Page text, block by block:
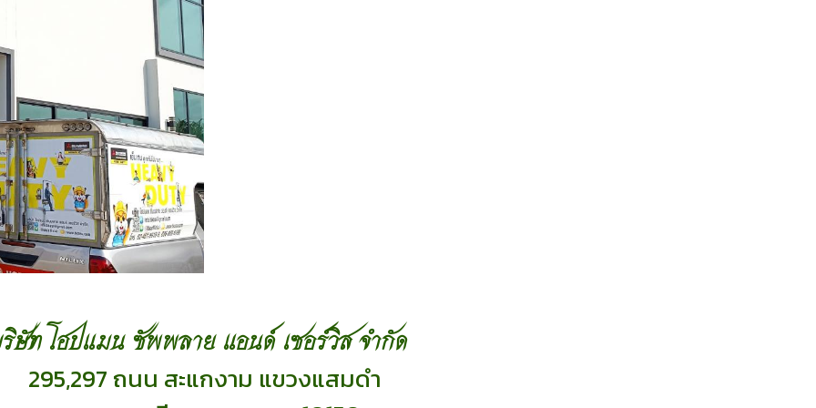
ษัท โฮปแมน ซัพพลาย แอนด์ เซอร์วิส จำกัด
295,297 ถนน สะแกงาม แขวงแสมดำ